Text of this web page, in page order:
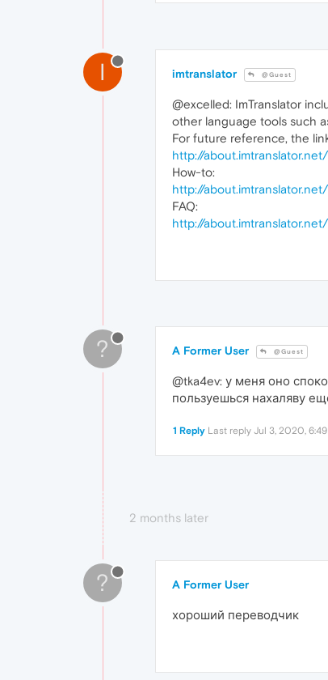
I imtranslator @Guest
@excelled: ImTranslator
other language tools such
For future reference, the
http://
How-to:
http://
FAQ:
http://
? A Former User @Guest
@tka4ev: у меня оно
пользуешься нахаляву
1 Reply Last reply Jul 3, 2020, 6:49
2 months later
? A Former User
хороший переводчик